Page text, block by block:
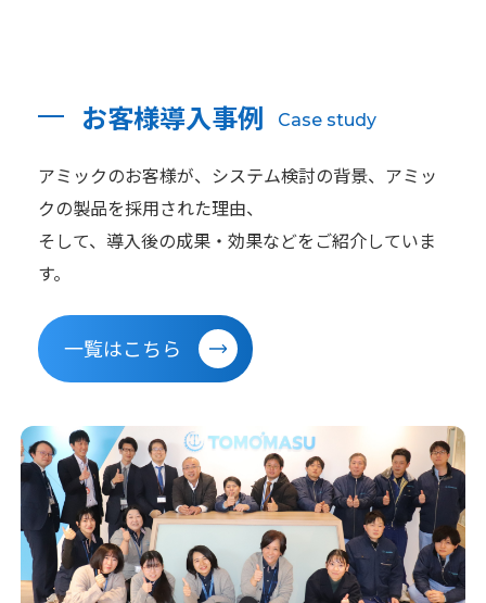
お客様導入事例 Case study
アミックのお客様が、システム検討の背景、アミッ
クの製品を採用された理由、
そして、導入後の成果・効果などをご紹介していま
す。
一覧はこちら